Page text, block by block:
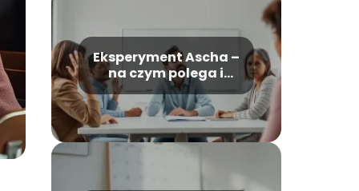
Eksperyment Ascha –
na czym polega i
jakie są wnioski?